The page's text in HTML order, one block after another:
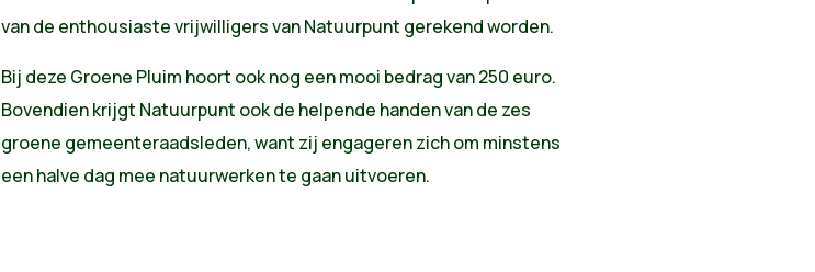
van de enthousiaste vrijwilligers van Natuurpunt gerekend worden.
Bij deze Groene Pluim hoort ook nog een mooi bedrag van 250 euro.
Bovendien krijgt Natuurpunt ook de helpende handen van de zes
groene gemeenteraadsleden, want zij engageren zich om minstens
een halve dag mee natuurwerken te gaan uitvoeren.